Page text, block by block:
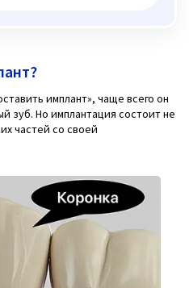
имплант», чаще всего он
зуб. Но имплантация состоит не
частей со своей